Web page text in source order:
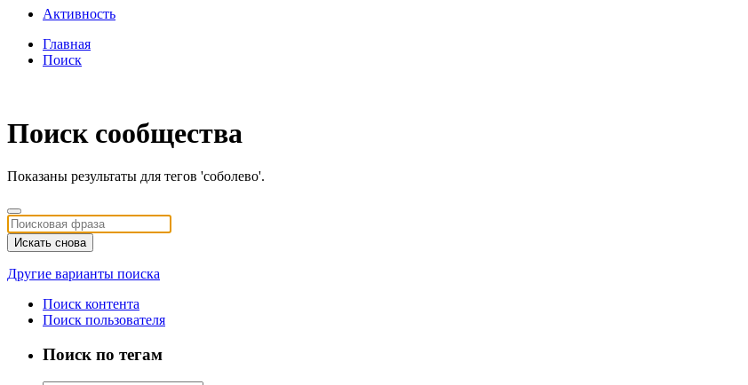
Активность
Главная
Поиск
Поиск сообщества
Показаны результаты для тегов 'соболево'.
Искать снова
Другие варианты поиска
Поиск контента
Поиск пользователя
Поиск по тегам